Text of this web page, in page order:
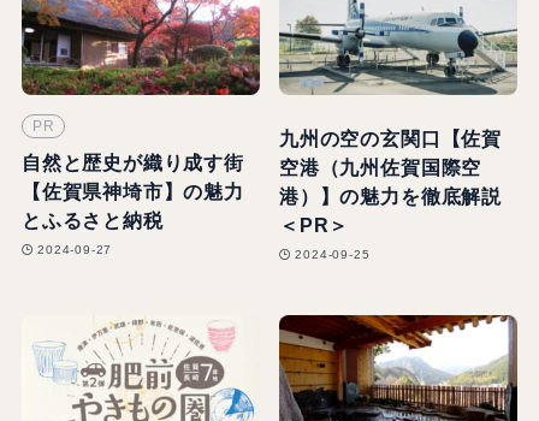
PR
自然と歴史が織り成す街
【佐賀県神埼市】の魅力
とふるさと納税
2024-09-27
九州の空の玄関口【佐賀
空港（九州佐賀国際空
港）】の魅力を徹底解説
＜PR＞
2024-09-25